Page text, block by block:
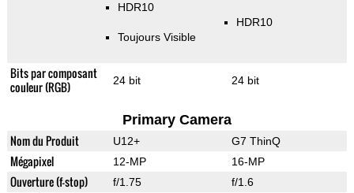
HDR10
Toujours Visible
HDR10
Bits par composant
couleur (RGB)
24 bit 24 bit
Primary Camera
Nom du Produit U12+ G7 ThinQ
Mégapixel 12-MP 16-MP
Ouverture (f-stop) f/1.75 f/1.6